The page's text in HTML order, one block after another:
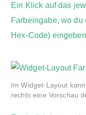
Ein Klick auf das
Farbeingabe, wo du
Hex-Code)
Im Widget-Layout
rechts eine Vorschau